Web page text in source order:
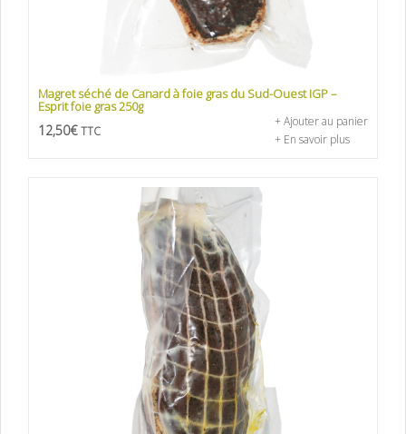
Magret séché de Canard à foie gras du Sud-Ouest IGP –
Esprit foie gras 250g
12,50€ TTC
+ Ajouter au panier
+ En savoir plus